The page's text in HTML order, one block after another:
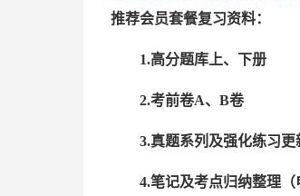
推荐会员套餐复习资料：
1.高分题库上、下册
2.考前卷A、B卷
3.真题系列及强化练习更
4.笔记及考点归纳整理（